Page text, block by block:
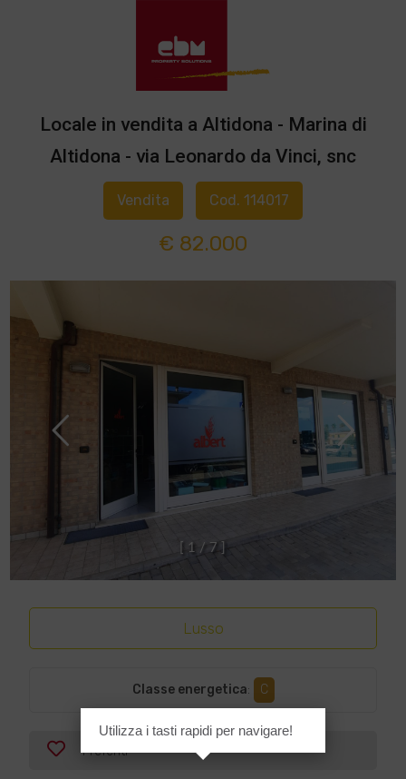
Locale in vendita a Altidona - Marina di
Altidona - via Leonardo da Vinci, snc
Vendita Cod. 114017
€ 82.000
1 / 7
Lusso
Classe energetica: C
Preferiti
Utilizza i tasti rapidi per navigare!